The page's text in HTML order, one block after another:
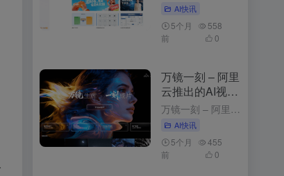
AI快讯
5个月
前
558
0
万镜一刻 – 阿里
云推出的AI视频
创作工具
万镜一刻 – 阿里云推出的AI视频创作工具 4周前发布 万镜一刻是什么 万镜一刻是阿里云推出的，以”万镜生辉·一刻成片”为核心理念，为不同需求的创作者提供从内容解析到故事板生成的一站式解决方案。产品目...
AI快讯
5个月
前
455
0